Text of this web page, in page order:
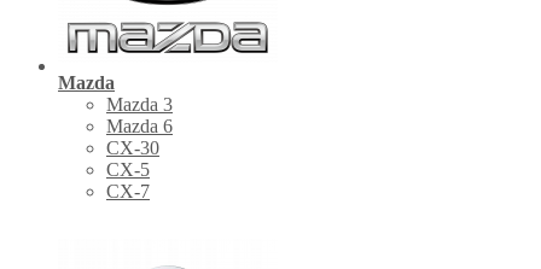
Mazda
Mazda 3
Mazda 6
CX-30
СХ-5
CX-7